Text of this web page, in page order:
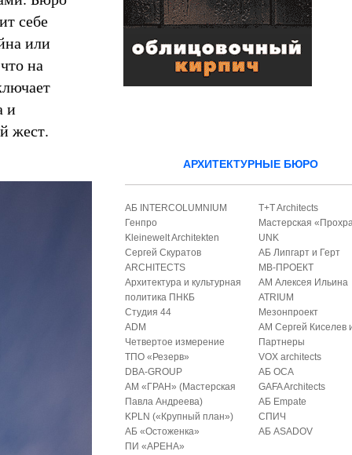
себе
или
на
и
жест.
АРХИТЕКТУРНЫЕ БЮРО
АБ INTERCOLUMNIUM
Генпро
Kleinewelt Architekten
Сергей Скуратов
ARCHITECTS
Архитектура и культурная
политика ПНКБ
Студия 44
ADM
Четвертое измерение
ТПО «Резерв»
DBA-GROUP
АМ «ГРАН» (Мастерская
Павла Андреева)
KPLN («Крупный план»)
АБ «Остоженка»
ПИ «АРЕНА»
T+T Architects
Мастерская
UNK
АБ Липгарт и Герт
МВ-ПРОЕКТ
АМ Алексея Ильина
ATRIUM
Мезонпроект
АМ Сергей Киселев
Партнеры
VOX architects
АБ ОСА
GAFA Architects
АБ Empate
СПИЧ
АБ ASADOV